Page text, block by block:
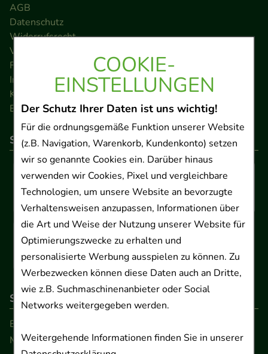
COOKIE-
EINSTELLUNGEN
Der Schutz Ihrer Daten ist uns wichtig!
Für die ordnungsgemäße Funktion unserer Website
(z.B. Navigation, Warenkorb, Kundenkonto) setzen
wir so genannte Cookies ein. Darüber hinaus
verwenden wir Cookies, Pixel und vergleichbare
Technologien, um unsere Website an bevorzugte
Verhaltensweisen anzupassen, Informationen über
die Art und Weise der Nutzung unserer Website für
Optimierungszwecke zu erhalten und
personalisierte Werbung ausspielen zu können. Zu
Werbezwecken können diese Daten auch an Dritte,
wie z.B. Suchmaschinenanbieter oder Social
Networks weitergegeben werden.
Weitergehende Informationen finden Sie in unserer
AGB
Datenschutz
Widerrufsrecht
Versandkosten
FAQ
Impressum
Kontakt
Barrierefreiheitserklärung
So können Sie bezahlen
So erreichen Sie uns
Beratung und Kundenservice:
Montag - Freitag von 9.00 bis 17.00 Uhr